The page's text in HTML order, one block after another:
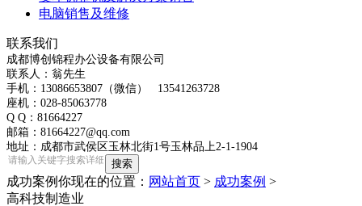
电脑销售及维修
联系我们
成都博创锦程办公设备有限公司
联系人：翁先生
手机：13086653807（微信） 13541263728
座机：028-85063778
Q Q：81664227
邮箱：81664227@qq.com
地址：成都市武侯区玉林北街1号玉林品上2-1-1904
成功案例你现在的位置： 网站首页 > 成功案例 >
高科技制造业